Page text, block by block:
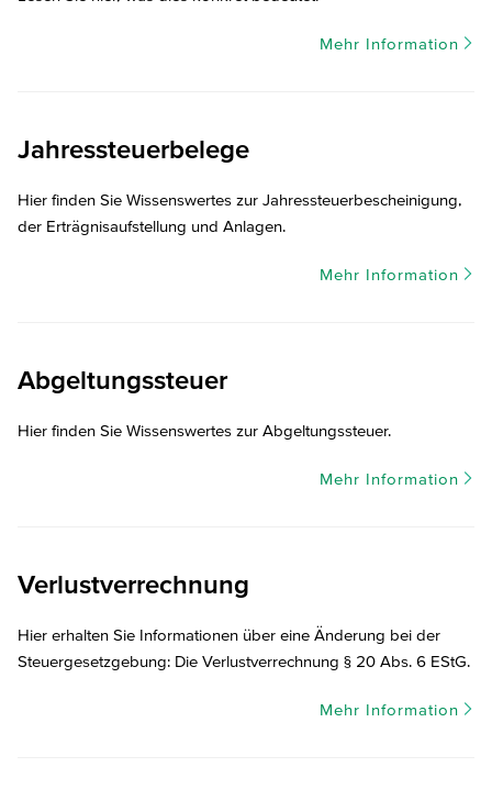
Mehr Information
Jahressteuerbelege
Hier finden Sie Wissenswertes zur Jahressteuerbescheinigung,
der Erträgnisaufstellung und Anlagen.
Mehr Information
Abgeltungssteuer
Hier finden Sie Wissenswertes zur Abgeltungssteuer.
Mehr Information
Verlustverrechnung
Hier erhalten Sie Informationen über eine Änderung bei der
Steuergesetzgebung: Die Verlustverrechnung § 20 Abs. 6 EStG.
Mehr Information